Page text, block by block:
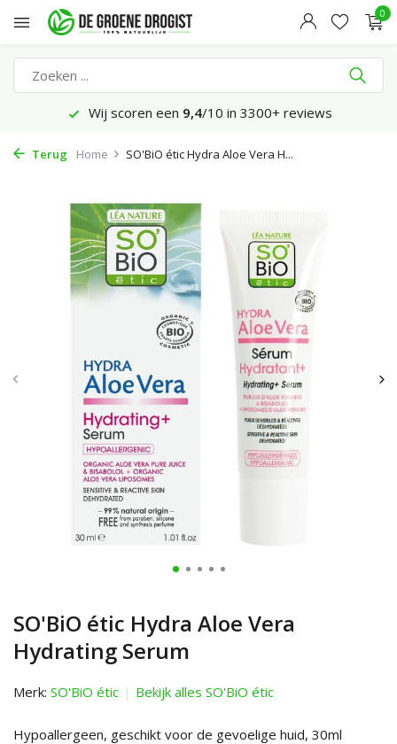
0
Wij scoren een 9,4/10 in 3300+ reviews
Terug Home SO'BiO étic Hydra Aloe Vera H...
SO'BiO étic Hydra Aloe Vera
Hydrating Serum
Merk: SO'BiO étic Bekijk alles SO'BiO étic
Hypoallergeen, geschikt voor de gevoelige huid, 30ml